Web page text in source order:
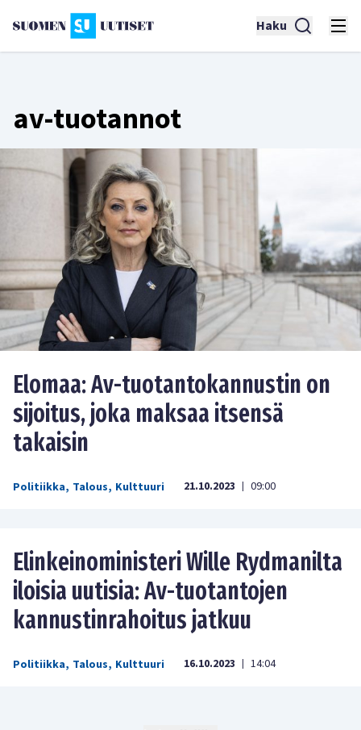
Haku
av-tuotannot
Elomaa: Av-tuotantokannustin on
sijoitus, joka maksaa itsensä
takaisin
Politiikka, Talous, Kulttuuri 21.10.2023 | 09:00
Elinkeinoministeri Wille Rydmanilta
iloisia uutisia: Av-tuotantojen
kannustinrahoitus jatkuu
Politiikka, Talous, Kulttuuri 16.10.2023 | 14:04